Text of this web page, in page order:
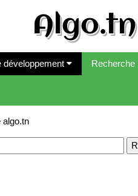
Algo.tn
développement Recherche
algo.tn